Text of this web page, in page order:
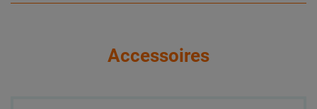
Accessoires